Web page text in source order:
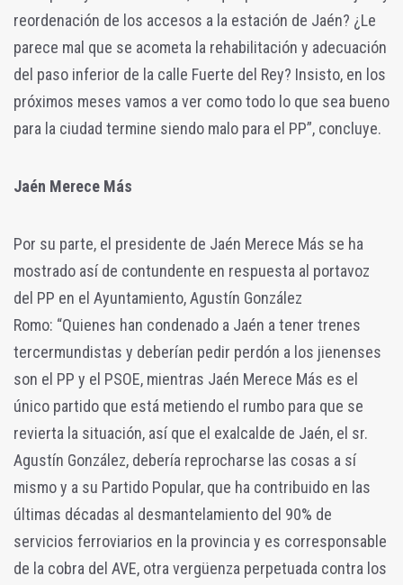
reordenación de los accesos a la estación de Jaén? ¿Le
parece mal que se acometa la rehabilitación y adecuación
del paso inferior de la calle Fuerte del Rey? Insisto, en los
próximos meses vamos a ver como todo lo que sea bueno
para la ciudad termine siendo malo para el PP”, concluye.
Jaén Merece Más
Por su parte, el presidente de Jaén Merece Más se ha
mostrado así de contundente en respuesta al portavoz
del PP en el Ayuntamiento, Agustín González
Romo: “Quienes han condenado a Jaén a tener trenes
tercermundistas y deberían pedir perdón a los jienenses
son el PP y el PSOE, mientras Jaén Merece Más es el
único partido que está metiendo el rumbo para que se
revierta la situación, así que el exalcalde de Jaén, el sr.
Agustín González, debería reprocharse las cosas a sí
mismo y a su Partido Popular, que ha contribuido en las
últimas décadas al desmantelamiento del 90% de
servicios ferroviarios en la provincia y es corresponsable
de la cobra del AVE, otra vergüenza perpetuada contra los